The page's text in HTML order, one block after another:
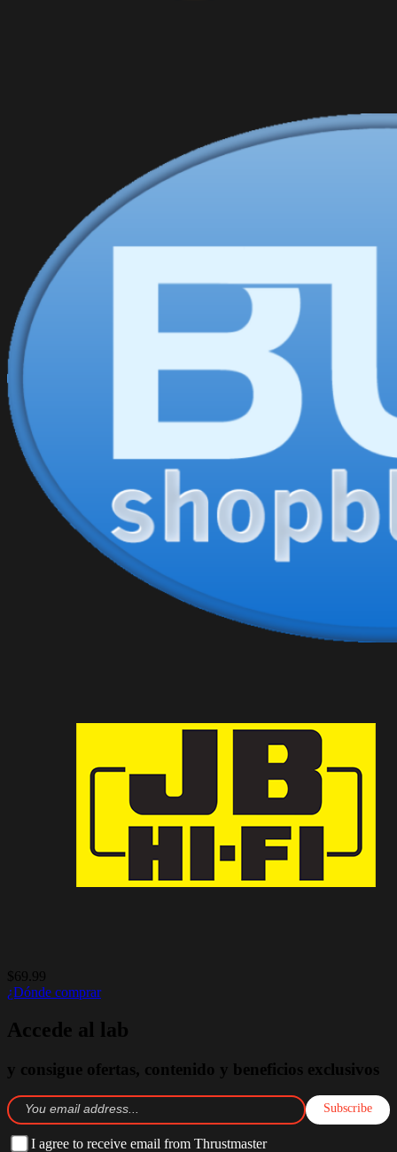
$69.99
¿Dónde comprar
Accede al lab
y consigue ofertas, contenido y beneficios exclusivos
Subscribe
I agree to receive email from Thrustmaster